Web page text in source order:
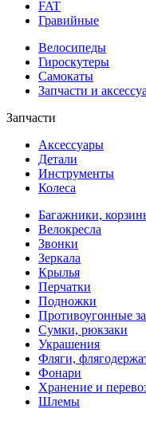
FAT
Гравийные
Велосипеды
Гироскутеры
Самокаты
Запчасти и
Запчасти
Аксессуары
Детали
Инструменты
Колеса
Багажники,
Велокресла
Звонки
Зеркала
Крылья
Перчатки
Подножки
Противоугонные
Сумки, рюкзаки
Украшения
Фляги,
Фонари
Хранение и
Шлемы